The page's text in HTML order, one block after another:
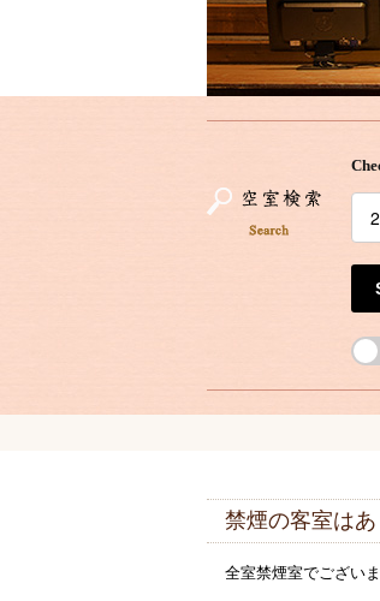
禁煙の客室はあ
全室禁煙室でございま